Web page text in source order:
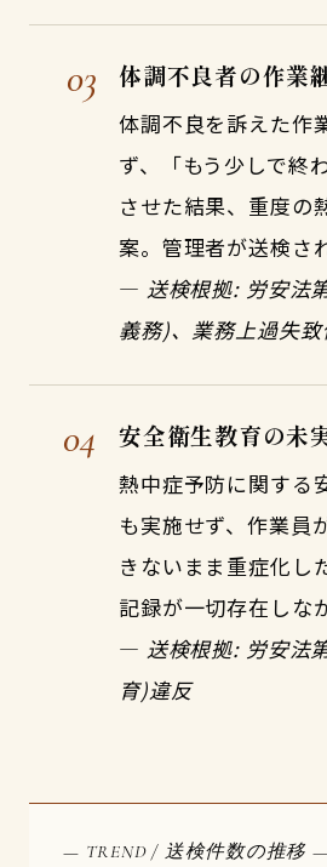
03 体調不良者の作業
体調不良を訴えた作
ず、「もう少しで終
させた結果、重度の
案。管理者が送検さ
— 送検根拠: 労安法
義務)、業務上過失
04 安全衛生教育の未
熱中症予防に関する
も実施せず、作業員
きないまま重症化し
記録が一切存在しな
— 送検根拠: 労安法
育)違反
— TREND / 送検件数の推移 —